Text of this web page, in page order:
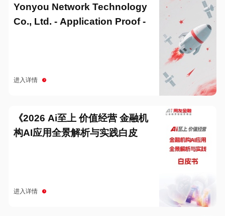
Yonyou Network Technology
Co., Ltd. - Application Proof -
进入详情
《2026 Ai至上 价值经营 金融机
构AI应用全景解析与实践白皮
进入详情